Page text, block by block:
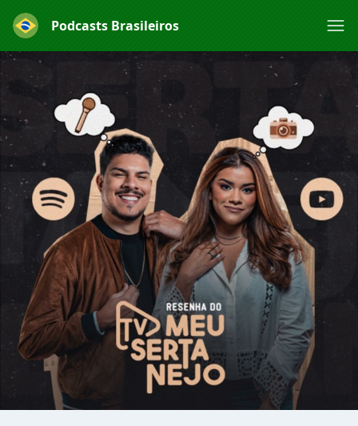
Podcasts Brasileiros